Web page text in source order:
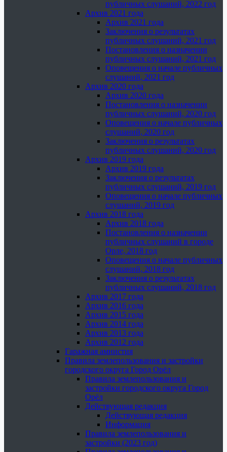
публичных слушаний, 2022 год
Архив 2021 года
Архив 2021 года
Заключения о результатах
публичных слушаний, 2021 год
Постановления о назначении
публичных слушаний, 2021 год
Оповещения о начале публичных
слушаний, 2021 год
Архив 2020 года
Архив 2020 года
Постановления о назначении
публичных слушаний, 2020 год
Оповещения о начале публичных
слушаний, 2020 год
Заключения о результатах
публичных слушаний, 2020 год
Архив 2019 года
Архив 2019 года
Заключения о результатах
публичных слушаний, 2019 год
Оповещения о начале публичных
слушаний, 2019 год
Архив 2018 года
Архив 2018 года
Постановления о назначении
публичных слушаний в городе
Орле, 2018 год
Оповещения о начале публичных
слушаний, 2018 год
Заключения о результатах
публичных слушаний, 2018 год
Архив 2017 года
Архив 2016 года
Архив 2015 года
Архив 2014 года
Архив 2013 года
Архив 2012 года
Гаражная амнистия
Правила землепользования и застройки
городского округа Город Орёл
Правила землепользования и
застройки городского округа Город
Орёл
Действующая редакция
Действующая редакция
Информация
Правила землепользования и
застройки (2023 год)